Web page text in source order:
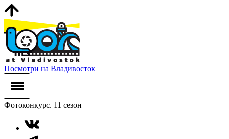
Посмотри на Владивосток
Фотоконкурс. 11 сезон